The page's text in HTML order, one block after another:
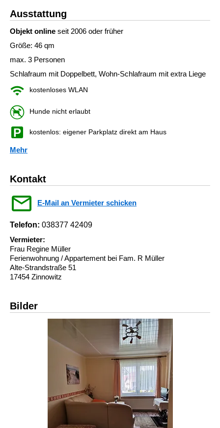
Ausstattung
Objekt online seit 2006 oder früher
Größe: 46 qm
max. 3 Personen
Schlafraum mit Doppelbett, Wohn-Schlafraum mit extra Liege
kostenloses WLAN
Hunde nicht erlaubt
kostenlos: eigener Parkplatz direkt am Haus
Mehr
Kontakt
E-Mail an Vermieter schicken
Telefon: 038377 42409
Vermieter:
Frau Regine Müller
Ferienwohnung / Appartement bei Fam. R Müller
Alte-Strandstraße 51
17454 Zinnowitz
Bilder